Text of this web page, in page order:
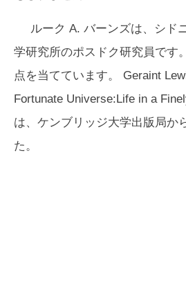
ルーク A. バーンズは、シド
学研究所のポスドク研究員です
点を当てています。 Geraint
Fortunate Universe:Life in a
は、 ケンブリッジ大学出版局か
た 。